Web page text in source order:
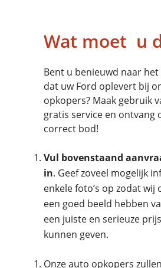
Wat moet u
Bent u benieuwd naar
dat uw Ford oplevert bij
opkopers? Maak gebruik
gratis service en ontvang
correct bod!
Vul bovenstaand
in. Geef zoveel mogelijk
enkele foto’s op zodat wij
een goed beeld hebben
een juiste en serieuze
kunnen geven.
Onze auto opkopers